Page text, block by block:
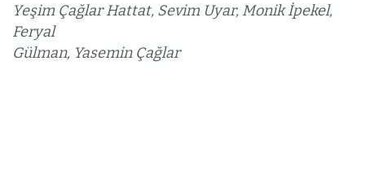
Yeşim Çağlar Hattat, Sevim Uyar, Monik İpekel,
Feryal
Gülman, Yasemin Çağlar